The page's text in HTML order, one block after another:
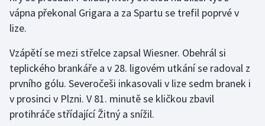
vápna překonal Grigara a za Spartu se trefil poprvé v
lize.
Vzápětí se mezi střelce zapsal Wiesner. Obehrál si
teplického brankáře a v 28. ligovém utkání se radoval z
prvního gólu. Severočeši inkasovali v lize sedm branek i
v prosinci v Plzni. V 81. minutě se kličkou zbavil
protihráče střídající Žitný a snížil.